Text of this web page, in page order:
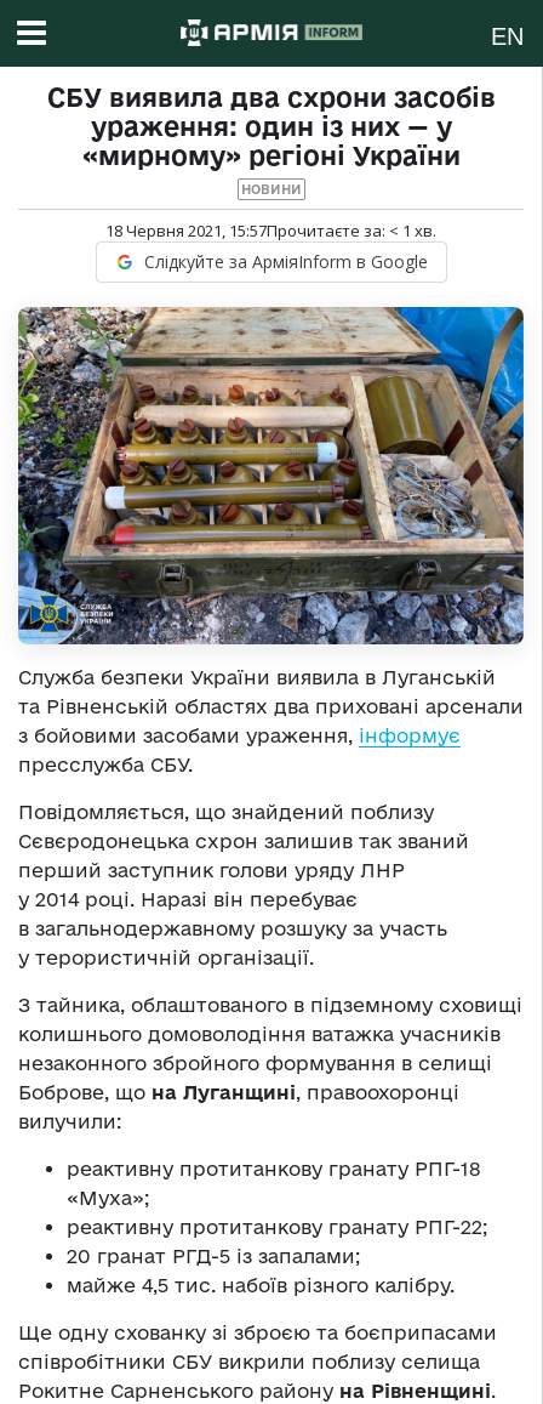
EN
СБУ виявила два схрони засобів
ураження: один із них — у
«мирному» регіоні України
НОВИНИ
18 Червня 2021, 15:57Прочитаєте за: < 1 хв.
Слідкуйте за АрміяInform в Google
Служба безпеки України виявила в Луганській
та Рівненській областях два приховані арсенали
з бойовими засобами ураження, інформує
пресслужба СБУ.
Повідомляється, що знайдений поблизу
Сєвєродонецька схрон залишив так званий
перший заступник голови уряду ЛНР
у 2014 році. Наразі він перебуває
в загальнодержавному розшуку за участь
у терористичній організації.
З тайника, облаштованого в підземному сховищі
колишнього домоволодіння ватажка учасників
незаконного збройного формування в селищі
Боброве, що на Луганщині, правоохоронці
вилучили:
реактивну протитанкову гранату РПГ-18
«Муха»;
реактивну протитанкову гранату РПГ-22;
20 гранат РГД-5 із запалами;
майже 4,5 тис. набоїв різного калібру.
Ще одну схованку зі зброєю та боєприпасами
співробітники СБУ викрили поблизу селища
Рокитне Сарненського району на Рівненщині.